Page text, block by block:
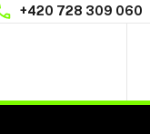
+420 728 309 060